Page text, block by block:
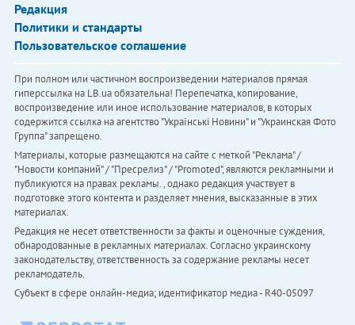
Редакция
Политики и стандарты
Пользовательское соглашение
При полном или частичном воспроизведении материалов прямая
гиперссылка на LB.ua обязательна! Перепечатка, копирование,
воспроизведение или иное использование материалов, в которых
содержится ссылка на агентство "Українськi Новини" и "Украинская Фото
Группа" запрещено.
Материалы, которые размещаются на сайте с меткой "Реклама" /
"Новости компаний" / "Пресрелиз" / "Promoted", являются рекламными и
публикуются на правах рекламы. , однако редакция участвует в
подготовке этого контента и разделяет мнения, высказанные в этих
материалах.
Редакция не несет ответственности за факты и оценочные суждения,
обнародованные в рекламных материалах. Согласно украинскому
законодательству, ответственность за содержание рекламы несет
рекламодатель.
Субъект в сфере онлайн-медиа; идентификатор медиа - R40-05097